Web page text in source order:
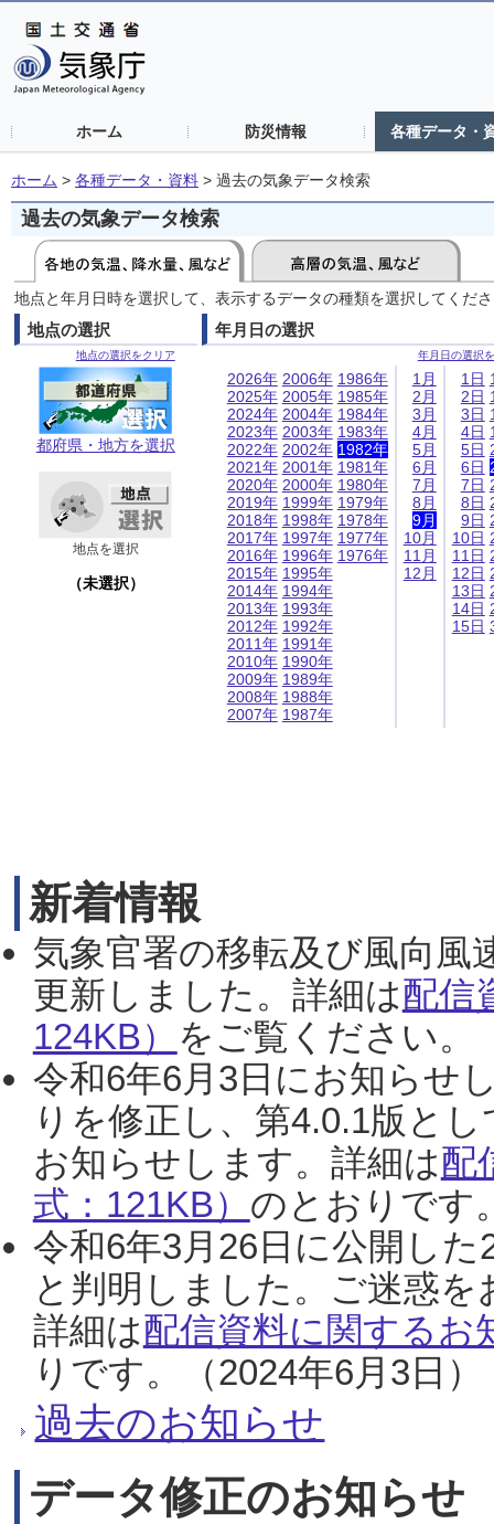
ホーム 防災情報 各種データ・
ホーム > 各種データ・資料 > 過去の気象データ検索
過去の気象データ検索
地点と年月日時を選択して、表示するデータの種類を選択してくだ
地点の選択
地点の選択をクリア
都府県・地方を選択
地点を選択
（未選択）
年月日の選択
年月日の選択
2026年
2025年
2024年
2023年
2022年
2021年
2020年
2019年
2018年
2017年
2016年
2015年
2014年
2013年
2012年
2011年
2010年
2009年
2008年
2007年
2006年
2005年
2004年
2003年
2002年
2001年
2000年
1999年
1998年
1997年
1996年
1995年
1994年
1993年
1992年
1991年
1990年
1989年
1988年
1987年
1986年
1985年
1984年
1983年
1982年
1981年
1980年
1979年
1978年
1977年
1976年
1月
2月
3月
4月
5月
6月
7月
8月
9月
10月
11月
12月
1日
2日
3日
4日
5日
6日
7日
8日
9日
10日
11日
12日
13日
14日
15日
新着情報
気象官署の移転及び風向風
更新しました。詳細は配信
124KB） をご覧ください。
令和6年6月3日にお知らせ
りを修正し、第4.0.1版と
お知らせします。詳細は配
式：121KB） のとおりです
令和6年3月26日に公開し
と判明しました。ご迷惑
詳細は配信資料に関するお
りです。（2024年6月3日）
過去のお知らせ
データ修正のお知らせ